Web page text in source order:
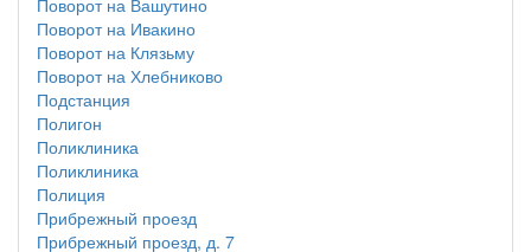
Поворот на Вашутино
Поворот на Ивакино
Поворот на Клязьму
Поворот на Хлебниково
Подстанция
Полигон
Поликлиника
Поликлиника
Полиция
Прибрежный проезд
Прибрежный проезд, д. 7